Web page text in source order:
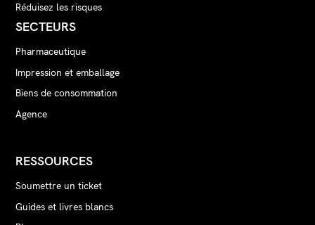
Réduisez les risques
SECTEURS
Pharmaceutique
Impression et emballage
Biens de consommation
Agence
RESSOURCES
Soumettre un ticket
Guides et livres blancs